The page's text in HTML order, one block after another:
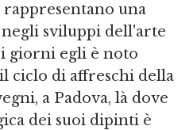
una
sviluppi dell'arte
giorni egli è noto
ciclo di affreschi della
a Padova, là dove
dei suoi dipinti è